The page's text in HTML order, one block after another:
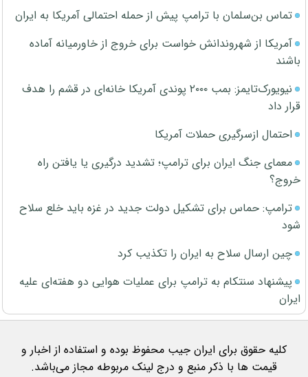
تماس بن‌سلمان با ترامپ پیش از حمله احتمالی آمریکا به ایران
آمریکا از شهروندانش خواست برای خروج از خاورمیانه آماده
باشند
نیویورک‌تایمز: بمب ۲۰۰۰ پوندی آمریکا خانه‌ای در قشم را هدف
قرار داد
احتمال ازسرگیری حملات آمریکا
معمای جنگ ایران برای ترامپ؛ تشدید درگیری یا یافتن راه
خروج؟
ترامپ: حماس برای تشکیل دولت جدید در غزه باید خلع سلاح
شود
چین ارسال سلاح به ایران را تکذیب کرد
پیشنهاد سنتکام به ترامپ برای عملیات هوایی دو هفته‌ای علیه
ایران
کلیه حقوق برای ایران جیب محفوظ بوده و استفاده از اخبار و
قیمت ها با ذکر منبع و درج لینک مربوطه مجاز می‌باشد.